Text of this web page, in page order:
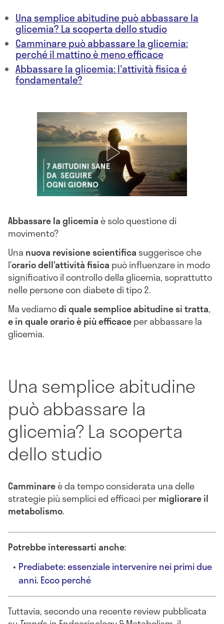
Una semplice abitudine può abbassare la
glicemia? La scoperta dello studio
Camminare può abbassare la glicemia:
perché il mattino è meno efficace
Abbassare la glicemia: l'attività fisica é
fondamentale?
Abbassare la glicemiaè solo questione di
movimento?
Una nuova revisione scientifica suggerisce che
l’orario dell’attività fisica può influenzare in modo
significativo il controllo della glicemia, soprattutto
nelle persone con diabete di tipo 2.
Ma vediamodi quale semplice abitudine si tratta,
e in quale orario è più efficaceper abbassare la
glicemia.
Una semplice abitudine
può abbassare la
glicemia? La scoperta
dello studio
Camminareè da tempo considerata una delle
strategie più semplici ed efficaci permigliorare il
metabolismo.
Potrebbe interessarti anche:
Prediabete: essenziale intervenire nei primi due
anni. Ecco perché
Tuttavia, secondo una recente review pubblicata